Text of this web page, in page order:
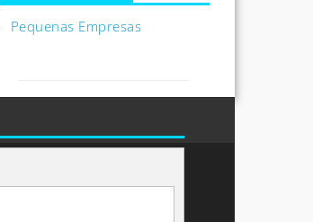
Pequenas Empresas